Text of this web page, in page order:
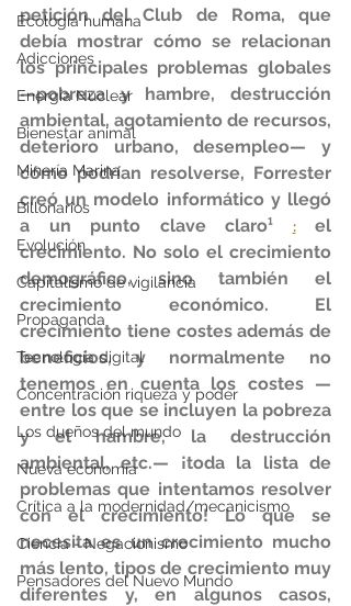
Ecología humana
Adicciones
Energía Nuclear
Bienestar animal
Minería Marina
Billonarios
Evolución
Capitalismo de vigilancia
Propaganda
Tecnología digital
Concentración riqueza y poder
Los dueños del mundo
Nueva economía
Crítica a la modernidad/mecanicismo
Ciencia - Negacionismo
Pensadores del Nuevo Mundo
petición del Club de Roma, que
debía mostrar cómo se relacionan
los principales problemas globales
—pobreza y hambre, destrucción
ambiental, agotamiento de recursos,
deterioro urbano, desempleo— y
cómo podrían resolverse, Forrester
creó un modelo informático y llegó
a un punto clave claro¹
: el
crecimiento. No solo el crecimiento
demográfico, sino también el
crecimiento económico. El
crecimiento tiene costes además de
beneficios, y normalmente no
tenemos en cuenta los costes —
entre los que se incluyen la pobreza
y el hambre, la destrucción
ambiental, etc.— ¡toda la lista de
problemas que intentamos resolver
con el crecimiento! Lo que se
necesita es un crecimiento mucho
más lento, tipos de crecimiento muy
diferentes y, en algunos casos,